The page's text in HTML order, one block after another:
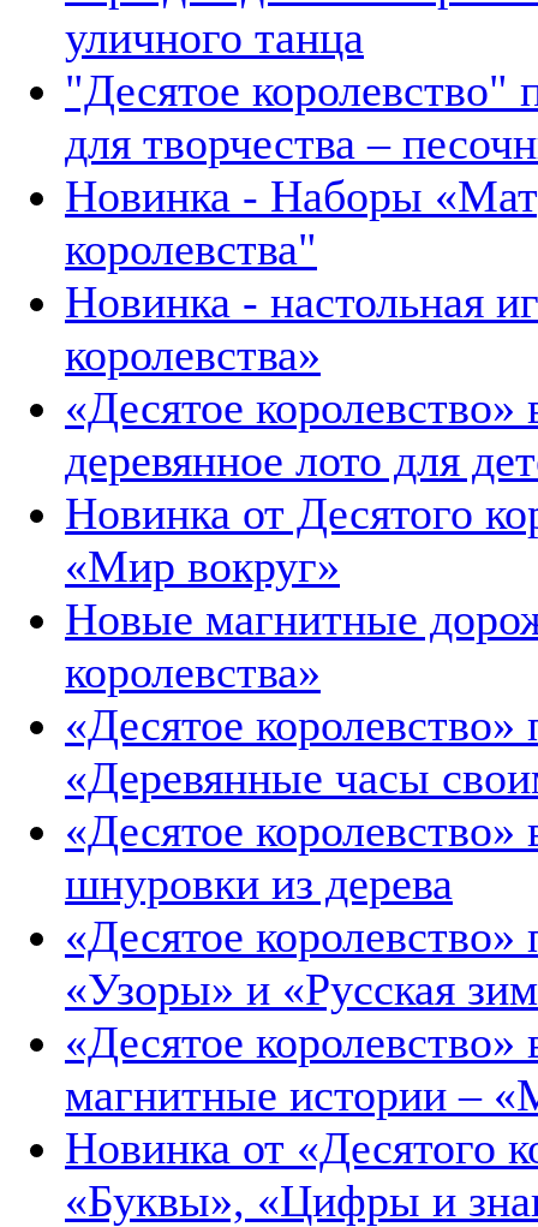
уличного танца
"Десятое королевство"
для творчества –
Новинка - Наборы
королевства"
Новинка - настольная
королевства»
«Десятое
деревянное лото для
Новинка от Десятого
«Мир вокруг»
Новые магнитные
королевства»
«Десятое
«Деревянные часы
«Десятое
шнуровки из дерева
«Десятое
«Узоры» и «Русская
«Десятое
магнитные истории –
Новинка от «Десятого
«Буквы», «Цифры и